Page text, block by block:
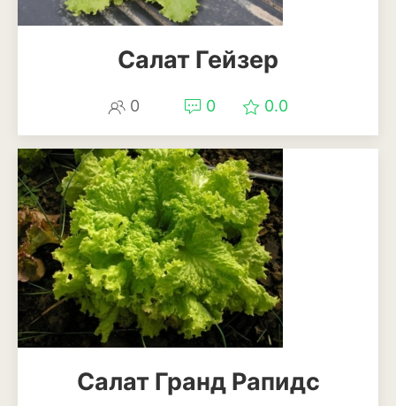
Салат Гейзер
0 0 0.0
Салат Гранд Рапидс